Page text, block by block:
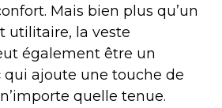
Mais bien plus qu’un
utilitaire, la veste
également être un
qui ajoute une touche de
quelle tenue.